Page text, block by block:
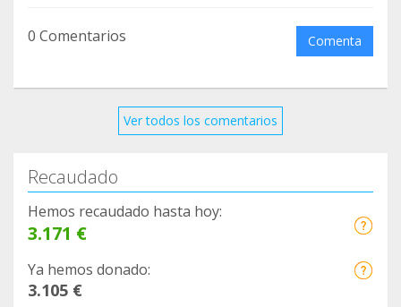
0 Comentarios Comenta
Ver todos los comentarios
Recaudado
Hemos recaudado hasta hoy:
3.171 €
Ya hemos donado:
3.105 €